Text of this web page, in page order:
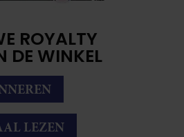
ROYALTY
DE WINKEL
LEZEN